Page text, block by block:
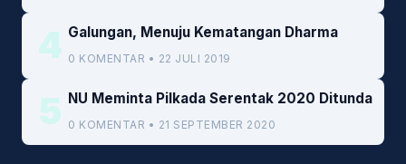
4 Galungan, Menuju Kematangan Dharma
0 KOMENTAR • 22 JULI 2019
5 NU Meminta Pilkada Serentak 2020 Ditunda
0 KOMENTAR • 21 SEPTEMBER 2020